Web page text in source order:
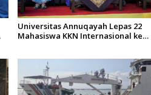
Universitas Annuqayah Lepas 22
Mahasiswa KKN Internasional ke